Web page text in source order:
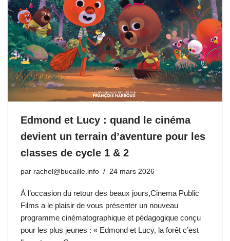
Edmond et Lucy : quand le cinéma
devient un terrain d’aventure pour les
classes de cycle 1 & 2
par rachel@bucaille.info 24 mars 2026
À l’occasion du retour des beaux jours,Cinema Public
Films a le plaisir de vous présenter un nouveau
programme cinématographique et pédagogique conçu
pour les plus jeunes : « Edmond et Lucy, la forêt c’est